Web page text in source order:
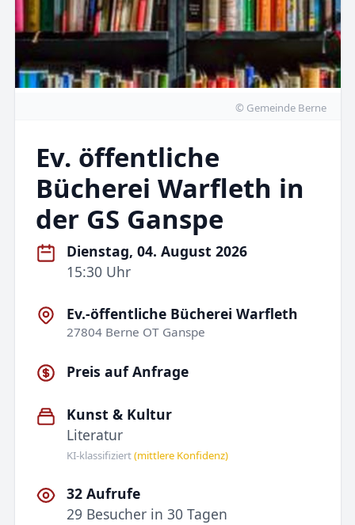
© Gemeinde Berne
Ev. öffentliche
Bücherei Warfleth in
der GS Ganspe
Dienstag, 04. August 2026
15:30 Uhr
Ev.-öffentliche Bücherei Warfleth
27804 Berne OT Ganspe
Preis auf Anfrage
Kunst & Kultur
Literatur
KI-klassifiziert(mittlere Konfidenz)
32 Aufrufe
29 Besucher in 30 Tagen